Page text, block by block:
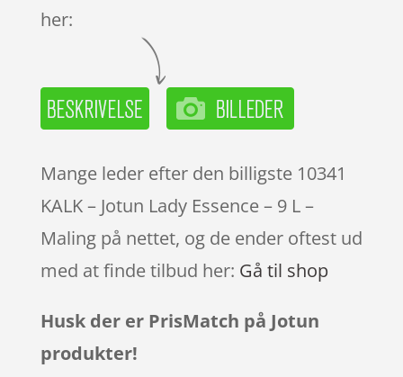
her:
Mange leder efter den billigste 10341
KALK – Jotun Lady Essence – 9 L –
Maling på nettet, og de ender oftest ud
med at finde tilbud her: Gå til shop
Husk der er PrisMatch på Jotun
produkter!